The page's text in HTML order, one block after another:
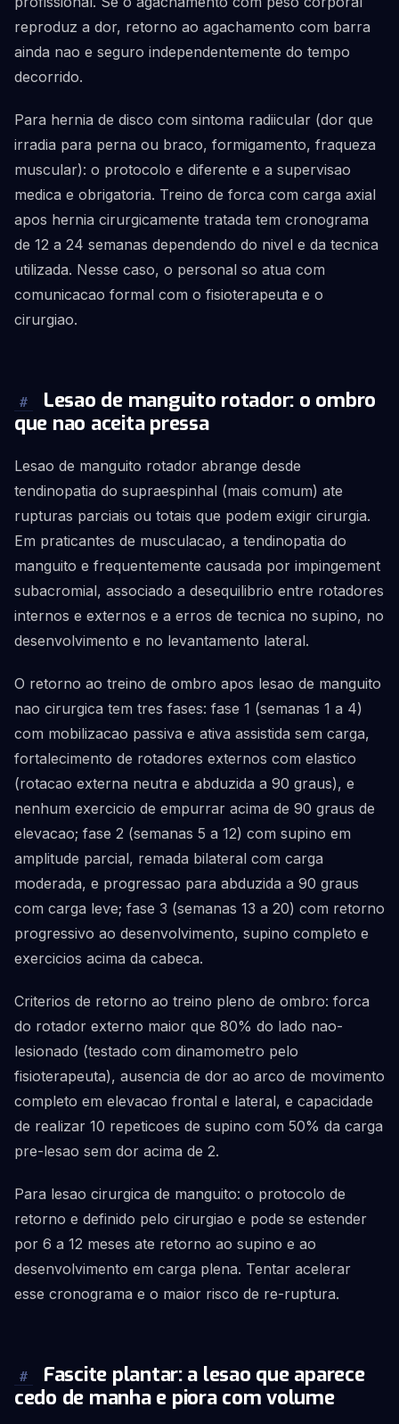
reproduz a dor, retorno ao agachamento com barra
ainda nao e seguro independentemente do tempo
decorrido.
Para hernia de disco com sintoma radiicular (dor que
irradia para perna ou braco, formigamento, fraqueza
muscular): o protocolo e diferente e a supervisao
medica e obrigatoria. Treino de forca com carga axial
apos hernia cirurgicamente tratada tem cronograma
de 12 a 24 semanas dependendo do nivel e da tecnica
utilizada. Nesse caso, o personal so atua com
comunicacao formal com o fisioterapeuta e o
cirurgiao.
#
Lesao de manguito rotador: o ombro
que nao aceita pressa
Lesao de manguito rotador abrange desde
tendinopatia do supraespinhal (mais comum) ate
rupturas parciais ou totais que podem exigir cirurgia.
Em praticantes de musculacao, a tendinopatia do
manguito e frequentemente causada por impingement
subacromial, associado a desequilibrio entre rotadores
internos e externos e a erros de tecnica no supino, no
desenvolvimento e no levantamento lateral.
O retorno ao treino de ombro apos lesao de manguito
nao cirurgica tem tres fases: fase 1 (semanas 1 a 4)
com mobilizacao passiva e ativa assistida sem carga,
fortalecimento de rotadores externos com elastico
(rotacao externa neutra e abduzida a 90 graus), e
nenhum exercicio de empurrar acima de 90 graus de
elevacao; fase 2 (semanas 5 a 12) com supino em
amplitude parcial, remada bilateral com carga
moderada, e progressao para abduzida a 90 graus
com carga leve; fase 3 (semanas 13 a 20) com retorno
progressivo ao desenvolvimento, supino completo e
exercicios acima da cabeca.
Criterios de retorno ao treino pleno de ombro: forca
do rotador externo maior que 80% do lado nao-
lesionado (testado com dinamometro pelo
fisioterapeuta), ausencia de dor ao arco de movimento
completo em elevacao frontal e lateral, e capacidade
de realizar 10 repeticoes de supino com 50% da carga
pre-lesao sem dor acima de 2.
Para lesao cirurgica de manguito: o protocolo de
retorno e definido pelo cirurgiao e pode se estender
por 6 a 12 meses ate retorno ao supino e ao
desenvolvimento em carga plena. Tentar acelerar
esse cronograma e o maior risco de re-ruptura.
#
Fascite plantar: a lesao que aparece
cedo de manha e piora com volume